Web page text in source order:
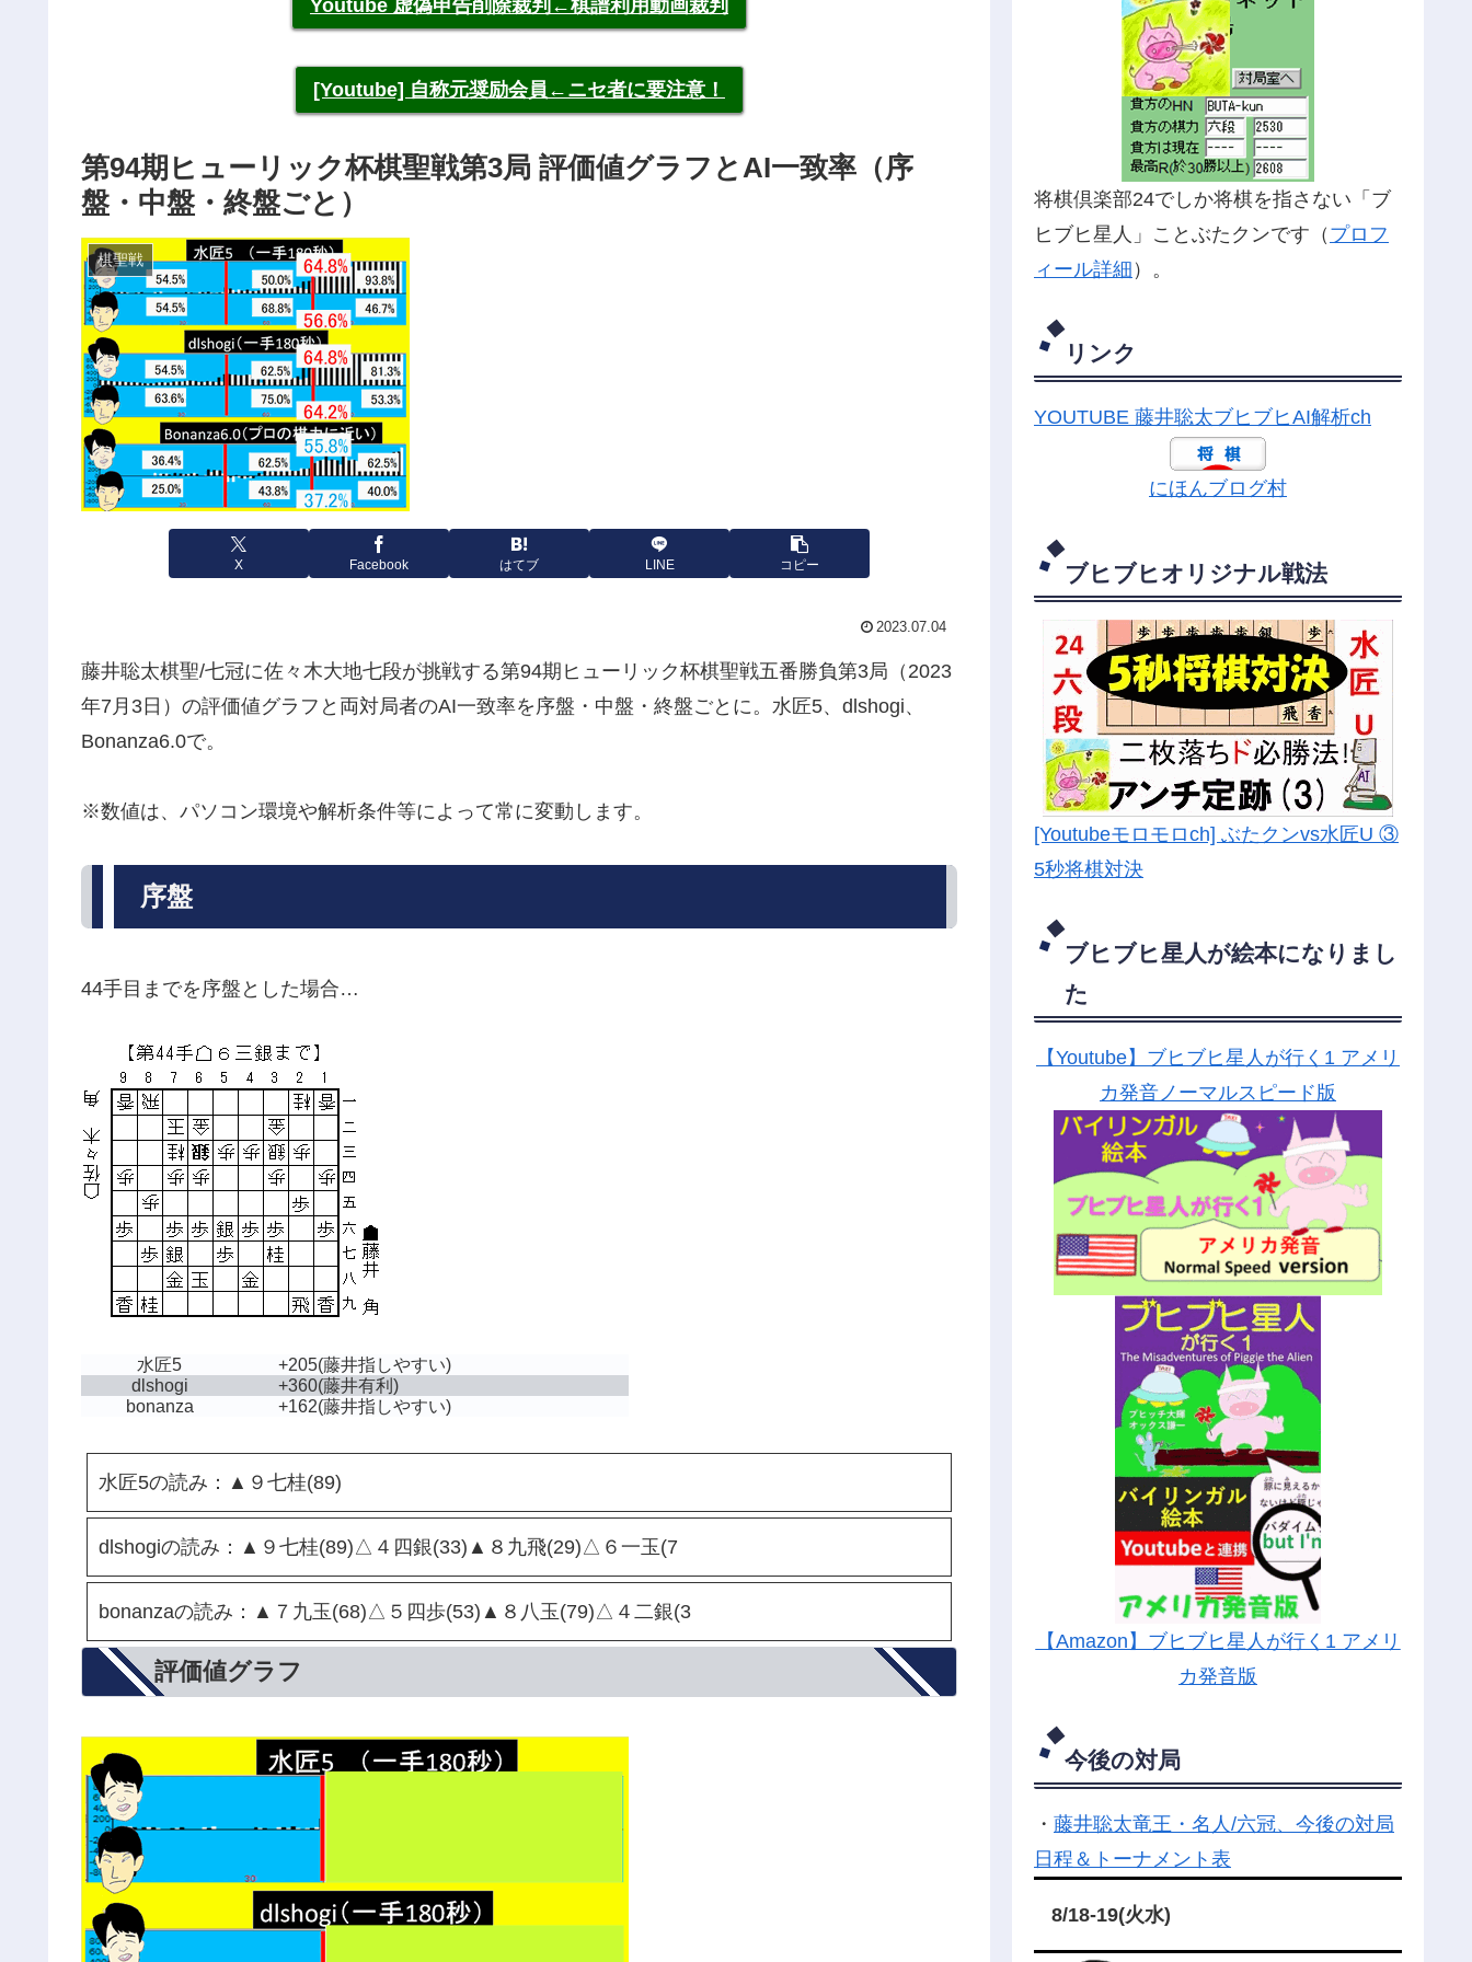
Youtube 虚偽申告削除裁判←棋譜利用動画裁判
[Youtube] 自称元奨励会員←ニセ者に要注意！
第94期ヒューリック杯棋聖戦第3局 評価値グラフとAI一致率（序
盤・中盤・終盤ごと）
棋聖戦
X Facebook はてブ LINE コピー
2023.07.04
藤井聡太棋聖/七冠に佐々木大地七段が挑戦する第94期ヒューリック杯棋聖戦五番勝負第3局（2023
年7月3日）の評価値グラフと両対局者のAI一致率を序盤・中盤・終盤ごとに。水匠5、dlshogi、
Bonanza6.0で。
※数値は、パソコン環境や解析条件等によって常に変動します。
序盤
44手目までを序盤とした場合…
水匠5 +205(藤井指しやすい)
dlshogi
+360(藤井有利)
bonanza
+162(藤井指しやすい)
水匠5の読み：▲９七桂(89)
dlshogiの読み：▲９七桂(89)△４四銀(33)▲８九飛(29)△６一玉(7
bonanzaの読み：▲７九玉(68)△５四歩(53)▲８八玉(79)△４二銀(3
評価値グラフ
将棋倶楽部24でしか将棋を指さない「ブ
ヒブヒ星人」ことぶたクンです（ プロフ
ィール詳細 ）。
リンク
YOUTUBE 藤井聡太ブヒブヒAI解析ch
にほんブログ村
ブヒブヒオリジナル戦法
[Youtubeモロモロch] ぶたクンvs水匠U ③
5秒将棋対決
ブヒブヒ星人が絵本になりまし
た
【Youtube】ブヒブヒ星人が行く1 アメリ
カ発音ノーマルスピード版
【Amazon】ブヒブヒ星人が行く1 アメリ
カ発音版
今後の対局
・ 藤井聡太竜王・名人/六冠、今後の対局
日程＆トーナメント表
8/18-19(火水)